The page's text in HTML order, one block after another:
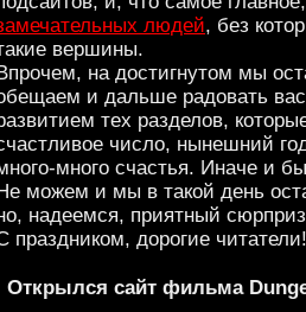
людей, без
вершины.
Впрочем, на достигнутом мы
и дальше радовать
тех разделов,
число, нынешний
много счастья. Иначе и
Не можем и мы в такой день
надеемся, приятный
праздником, дорогие
Открылся сайт фильма